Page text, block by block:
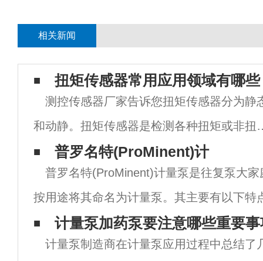
相关新闻
扭矩传感器常用应用领域有哪
测控传感器厂家告诉您扭矩传感器分为静
和动静。扭矩传感器是检测各种扭矩或非扭
机械部件的扭矩感知，并将扭矩力的物理变
转化为电信号。扭矩传感器可用于生产粘度
和电动（气动、液压）扭矩扳手。具有精度
高、
普罗名特(ProMinent)计
普罗名特(ProMinent)计量泵是往复泵大
按用途将其命名为计量泵。其主要有以下特
确，泵本身带有流量调节装置，可以在零流
实现无级调速。计量泵根据液力端的结
计量泵加药泵要注意哪些重要
计量泵制造商在计量泵应用过程中总结了